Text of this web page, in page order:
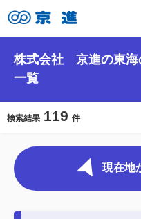
株式会社 京進の東海
一覧
検索結果 119 件
現在地